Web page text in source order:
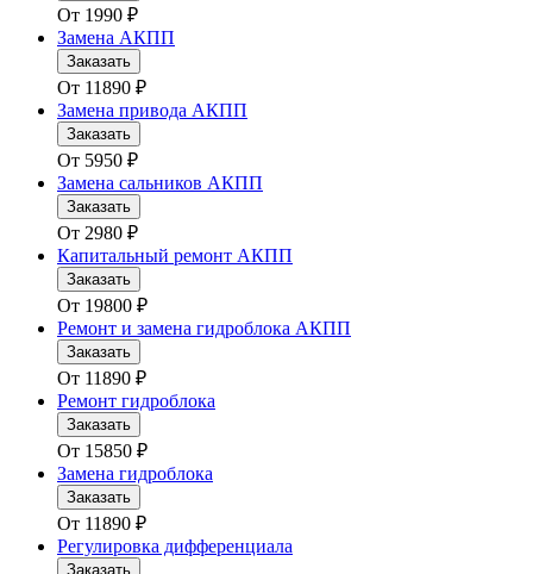
От 1990 ₽
Замена АКПП
Заказать
От 11890 ₽
Замена привода АКПП
Заказать
От 5950 ₽
Замена сальников АКПП
Заказать
От 2980 ₽
Капитальный ремонт АКПП
Заказать
От 19800 ₽
Ремонт и замена гидроблока АКПП
Заказать
От 11890 ₽
Ремонт гидроблока
Заказать
От 15850 ₽
Замена гидроблока
Заказать
От 11890 ₽
Регулировка дифференциала
Заказать